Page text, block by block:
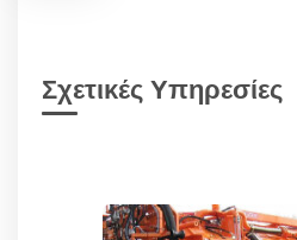
Σχετικές Υπηρεσίες